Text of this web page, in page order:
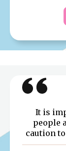
It is
people
caution